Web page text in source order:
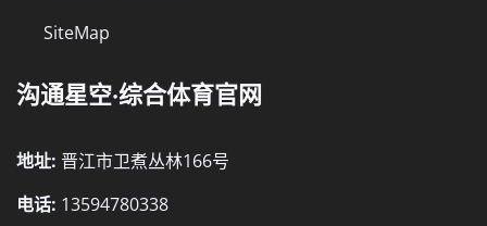
SiteMap
沟通星空·综合体育官网
地址: 晋江市卫煮丛林166号
电话: 13594780338